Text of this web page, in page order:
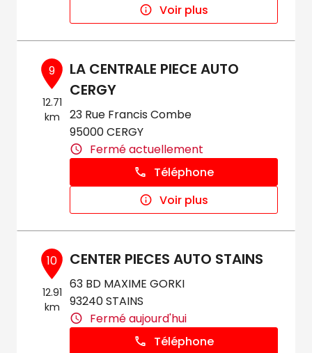
Voir plus
9
12.71
km
LA CENTRALE PIECE AUTO
CERGY
23 Rue Francis Combe
95000 CERGY
Fermé actuellement
Téléphone
Voir plus
10
12.91
km
CENTER PIECES AUTO STAINS
63 BD MAXIME GORKI
93240 STAINS
Fermé aujourd'hui
Téléphone